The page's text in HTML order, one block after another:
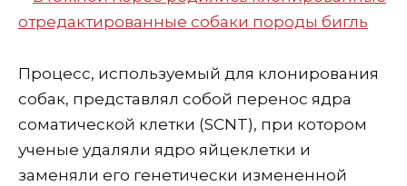
Процесс, используемый для клонирования
собак, представлял собой перенос ядра
соматической клетки (SCNT), при котором
ученые удаляли ядро ​​​​яйцеклетки и
заменяли его генетически измененной